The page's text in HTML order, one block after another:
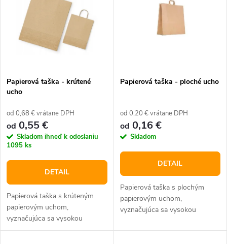
e
p
r
o
d
u
Abecedne
s
p
r
o
d
u
k
Papierová taška - krútené
ucho
od 0,68 € vrátane DPH
od 0,55 €
Skladom ihneď k odoslaniu
1095 ks
DETAIL
Papierová taška s krúteným
papierovým uchom,
vyznačujúca sa vysokou
nosnosťou.
Papierová taška - ploché ucho
od 0,20 € vrátane DPH
od 0,16 €
Skladom
DETAIL
Papierová taška s plochým
papierovým uchom,
vyznačujúca sa vysokou